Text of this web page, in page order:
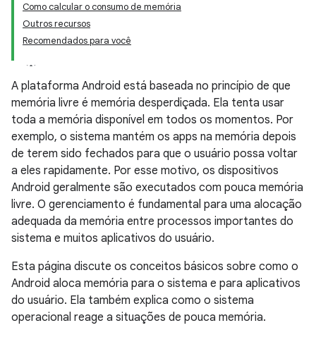
Como calcular o consumo de memória
Outros recursos
Recomendados para você
A plataforma Android está baseada no princípio de que
memória livre é memória desperdiçada. Ela tenta usar
toda a memória disponível em todos os momentos. Por
exemplo, o sistema mantém os apps na memória depois
de terem sido fechados para que o usuário possa voltar
a eles rapidamente. Por esse motivo, os dispositivos
Android geralmente são executados com pouca memória
livre. O gerenciamento é fundamental para uma alocação
adequada da memória entre processos importantes do
sistema e muitos aplicativos do usuário.
Esta página discute os conceitos básicos sobre como o
Android aloca memória para o sistema e para aplicativos
do usuário. Ela também explica como o sistema
operacional reage a situações de pouca memória.